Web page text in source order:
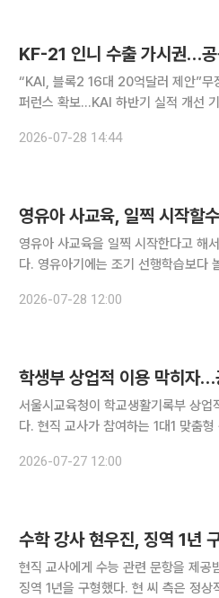
KF-21 인니 수출 가시권…공
“KAI, 블록2 16대 20억달러 제안”무
퍼런스 확보…KAI 하반기 실적 개선 기대 한국형 전투기(KF-21)의 첫 해외 고객이 인도네
출 계약이 가시권에 들어왔다는 평가
2026-07-28 14:44
영유아 사교육, 일찍 시작할
영유아 사교육을 일찍 시작한다고 해
다. 영유아기에는 조기 선행학습보다
'육아정책포럼' 통권 88호에 따르면
2026-07-28 12:00
학생부 상업적 이용 막히자
서울시교육청이 학교생활기록부 상
다. 현직 교사가 참여하는 1대1 맞춤
육연구정보원은 27일 2027학년도
2026-07-27 12:00
수학 강사 현우진, 징역 1년
현직 교사에게 수능 관련 문항을 제공
징역 1년을 구형했다. 현 씨 측은 정